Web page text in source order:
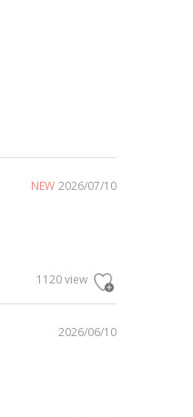
NEW 2026/07/10
1120 view
2026/06/10